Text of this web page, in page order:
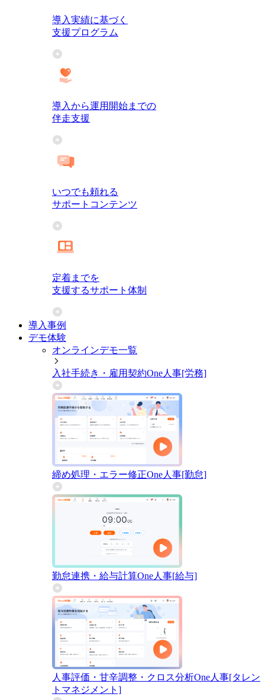
導入実績に基づく
支援プログラム
導入から運用開始までの
伴走支援
いつでも頼れる
サポートコンテンツ
定着までを
支援するサポート体制
導入事例
デモ体験
オンラインデモ一覧
入社手続き・雇用契約One人事[労務]
締め処理・エラー修正One人事[勤怠]
勤怠連携・給与計算One人事[給与]
人事評価・甘辛調整・クロス分析One人事[タレン
トマネジメント]